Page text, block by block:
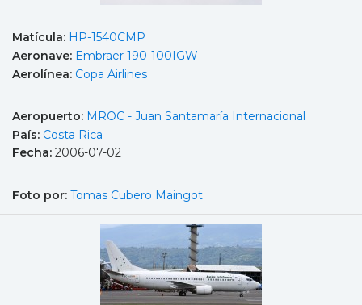
Matícula: HP-1540CMP
Aeronave: Embraer 190-100IGW
Aerolínea: Copa Airlines
Aeropuerto: MROC - Juan Santamaría Internacional
País: Costa Rica
Fecha: 2006-07-02
Foto por: Tomas Cubero Maingot